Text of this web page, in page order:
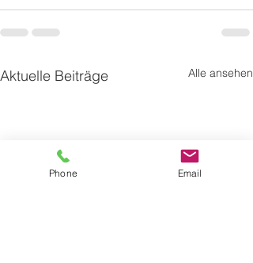
Aktuelle Beiträge Alle ansehen
Phone Email